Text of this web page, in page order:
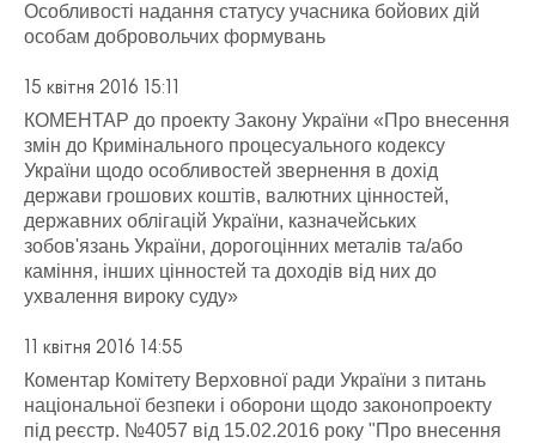
Особливості надання статусу учасника бойових дій
особам добровольчих формувань
15 квітня 2016 15:11
КОМЕНТАР до проекту Закону України «Про внесення
змін до Кримінального процесуального кодексу
України щодо особливостей звернення в дохід
держави грошових коштів, валютних цінностей,
державних облігацій України, казначейських
зобов'язань України, дорогоцінних металів та/або
каміння, інших цінностей та доходів від них до
ухвалення вироку суду»
11 квітня 2016 14:55
Коментар Комітету Верховної ради України з питань
національної безпеки і оборони щодо законопроекту
під реєстр. №4057 від 15.02.2016 року "Про внесення